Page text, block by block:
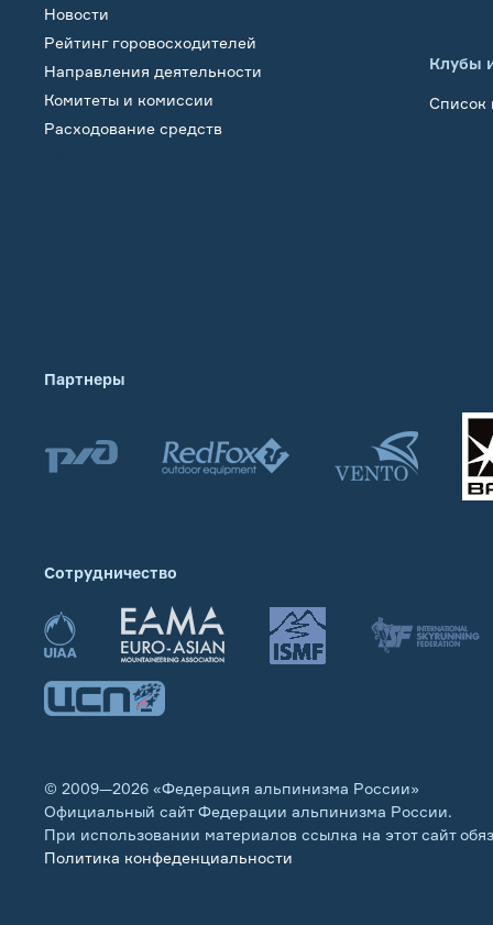
Новости
Рейтинг горовосходителей
Направления деятельности
Комитеты и комиссии
Расходование средств
Клубы
Список
Партнеры
Сотрудничество
© 2009—2026 «Федерация альпинизма России»
Официальный сайт Федерации альпинизма России.
При использовании материалов ссылка на этот сайт
Политика конфеденциальности